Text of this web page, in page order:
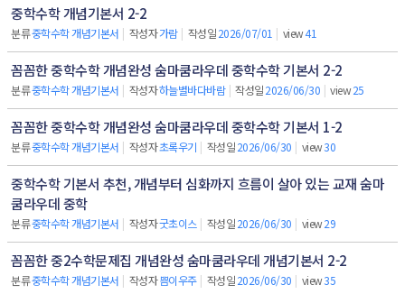
중학수학 개념기본서 2-2
분류중학수학 개념기본서 | 작성자가람 | 작성일2026/07/01 | view41
꼼꼼한 중학수학 개념완성 숨마쿰라우데 중학수학 기본서 2-2
분류중학수학 개념기본서 | 작성자하늘별바다바람 | 작성일2026/06/30 | view25
꼼꼼한 중학수학 개념완성 숨마쿰라우데 중학수학 기본서 1-2
분류중학수학 개념기본서 | 작성자초록우기 | 작성일2026/06/30 | view30
중학수학 기본서 추천, 개념부터 심화까지 흐름이 살아 있는 교재 숨마
쿰라우데 중학
분류중학수학 개념기본서 | 작성자굿초이스 | 작성일2026/06/30 | view29
꼼꼼한 중2수학문제집 개념완성 숨마쿰라우데 개념기본서 2-2
분류중학수학 개념기본서 | 작성자쁨이우주 | 작성일2026/06/30 | view35